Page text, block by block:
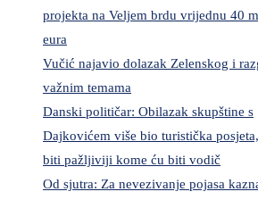
projekta na Veljem brdu vrijednu 40
eura
Vučić najavio dolazak Zelenskog i
važnim temama
Danski političar: Obilazak skupštine s
Dajkovićem više bio turistička
biti pažljiviji kome ću biti vodič
Od sjutra: Za nevezivanje pojasa